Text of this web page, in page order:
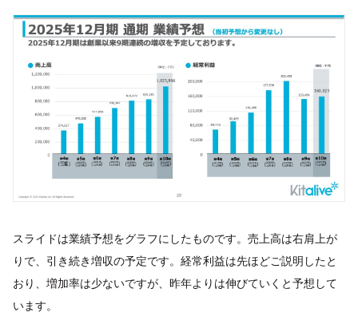
スライドは業績予想をグラフにしたものです。売上高は右肩上が
りで、引き続き増収の予定です。経常利益は先ほどご説明したと
おり、増加率は少ないですが、昨年よりは伸びていくと予想して
います。